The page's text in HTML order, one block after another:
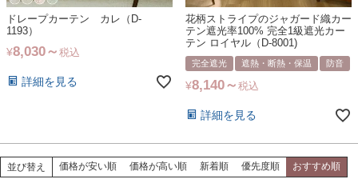
ドレープカーテン カレ（D-
1193）
¥8,030 税込
詳細を見る
花柄ストライプのジャガード織カー
テン遮光率100% 完全1級遮光カー
テン ロイヤル（D-8001)
完全遮光 遮熱・断熱・保温 防音
¥8,140 税込
詳細を見る
並び替え 価格が安い順 価格が高い順 新着順 優先度順 おすすめ順